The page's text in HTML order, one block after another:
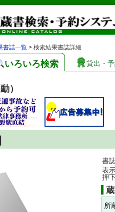
書誌一覧 > 検索結果書誌詳細
いろいろ検索 貸出・
）
書
表
押
所